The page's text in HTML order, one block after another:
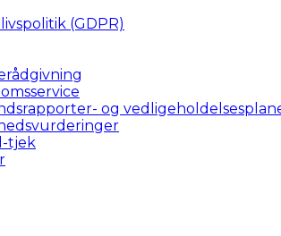
(GDPR)
og
tjek